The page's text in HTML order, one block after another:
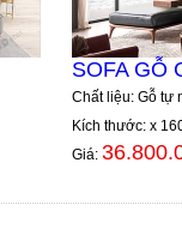
SOFA GỖ
Chất liệu: Gỗ tự
Kích thước: x
Giá: